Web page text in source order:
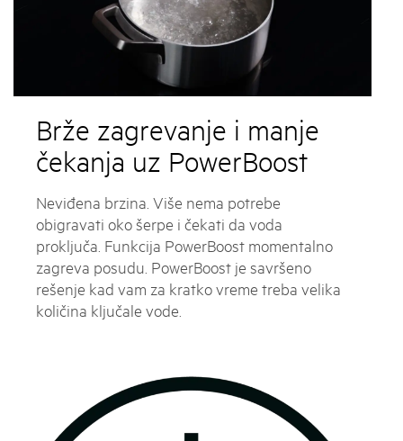
Brže zagrevanje i manje
čekanja uz PowerBoost
Neviđena brzina. Više nema potrebe
obigravati oko šerpe i čekati da voda
proključa. Funkcija PowerBoost momentalno
zagreva posudu. PowerBoost je savršeno
rešenje kad vam za kratko vreme treba velika
količina ključale vode.